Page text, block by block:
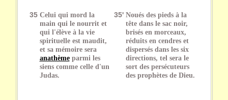
35 Celui qui mord la
main qui le nourrit et
qui l'élève à la vie
spirituelle est maudit,
et sa mémoire sera
anathèmeparmi les
siens comme celle d'un
Judas.
35' Noués des pieds à la
tête dans le sac noir,
brisés en morceaux,
réduits en cendres et
dispersés dans les six
directions, tel sera le
sort des persécuteurs
des prophètes de Dieu.